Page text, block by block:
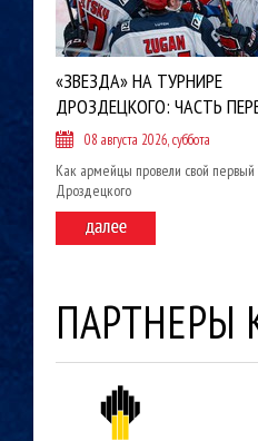
«ЗВЕЗДА» НА ТУРНИРЕ
ДРОЗДЕЦКОГО: ЧАСТЬ
08 августа 2026, суббота
Как армейцы провели свой первый
Дроздецкого
ПАРТНЕРЫ